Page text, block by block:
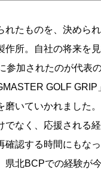
たものを、決めら
所。自社の将来を
加されたのが代表
GOLF
いていかれました。
なく、応援される
認する時間にもな
北BCPでの経験が